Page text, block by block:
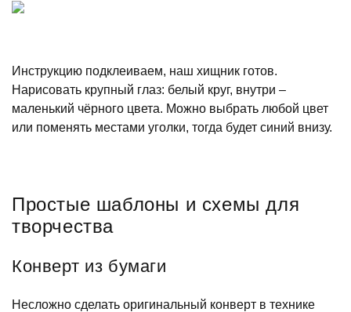
Инструкцию подклеиваем, наш хищник готов.
Нарисовать крупный глаз: белый круг, внутри –
маленький чёрного цвета. Можно выбрать любой цвет
или поменять местами уголки, тогда будет синий внизу.
Простые шаблоны и схемы для
творчества
Конверт из бумаги
Несложно сделать оригинальный конверт в технике